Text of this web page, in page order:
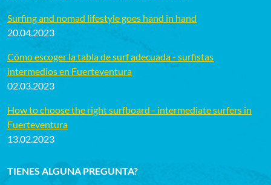
Surfing and nomad lifestyle goes hand in hand
20.04.2023
Cómo escoger la tabla de surf adecuada - surfistas
intermedios en Fuerteventura
02.03.2023
How to choose the right surfboard - intermediate surfers in
Fuerteventura
13.02.2023
TIENES ALGUNA PREGUNTA?